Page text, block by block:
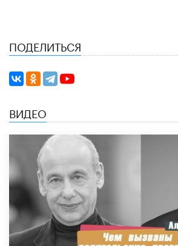
ПОДЕЛИТЬСЯ
ВИДЕО